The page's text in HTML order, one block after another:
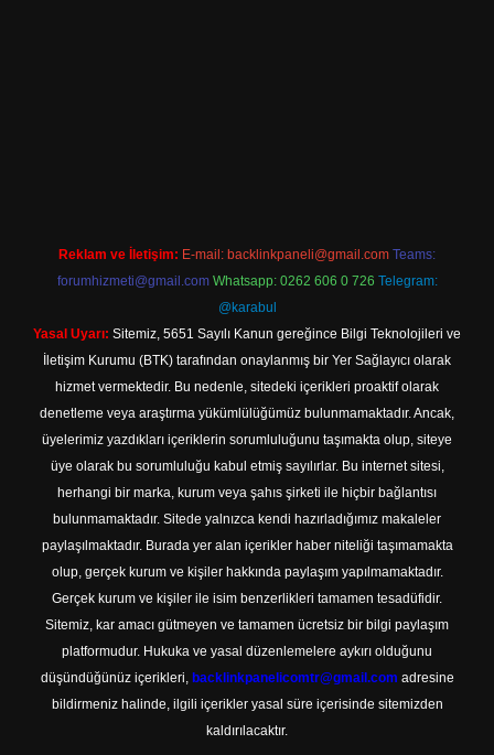
Reklam ve İletişim: E-mail: backlinkpaneli@gmail.com Teams:
forumhizmeti@gmail.com Whatsapp: 0262 606 0 726 Telegram:
@karabul
Yasal Uyarı: Sitemiz, 5651 Sayılı Kanun gereğince Bilgi Teknolojileri ve
İletişim Kurumu (BTK) tarafından onaylanmış bir Yer Sağlayıcı olarak
hizmet vermektedir. Bu nedenle, sitedeki içerikleri proaktif olarak
denetleme veya araştırma yükümlülüğümüz bulunmamaktadır. Ancak,
üyelerimiz yazdıkları içeriklerin sorumluluğunu taşımakta olup, siteye
üye olarak bu sorumluluğu kabul etmiş sayılırlar. Bu internet sitesi,
herhangi bir marka, kurum veya şahıs şirketi ile hiçbir bağlantısı
bulunmamaktadır. Sitede yalnızca kendi hazırladığımız makaleler
paylaşılmaktadır. Burada yer alan içerikler haber niteliği taşımamakta
olup, gerçek kurum ve kişiler hakkında paylaşım yapılmamaktadır.
Gerçek kurum ve kişiler ile isim benzerlikleri tamamen tesadüfidir.
Sitemiz, kar amacı gütmeyen ve tamamen ücretsiz bir bilgi paylaşım
platformudur. Hukuka ve yasal düzenlemelere aykırı olduğunu
düşündüğünüz içerikleri, backlinkpanelicomtr@gmail.com adresine
bildirmeniz halinde, ilgili içerikler yasal süre içerisinde sitemizden
kaldırılacaktır.